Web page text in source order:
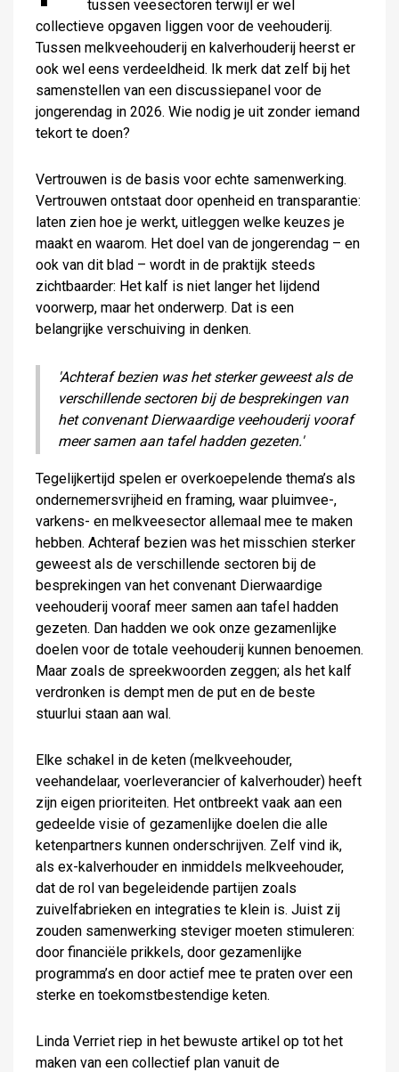
tussen veesectoren terwijl er wel
collectieve opgaven liggen voor de veehouderij.
Tussen melkveehouderij en kalverhouderij heerst er
ook wel eens verdeeldheid. Ik merk dat zelf bij het
samenstellen van een discussiepanel voor de
jongerendag in 2026. Wie nodig je uit zonder iemand
tekort te doen?
Vertrouwen is de basis voor echte samenwerking.
Vertrouwen ontstaat door openheid en transparantie:
laten zien hoe je werkt, uitleggen welke keuzes je
maakt en waarom. Het doel van de jongerendag – en
ook van dit blad – wordt in de praktijk steeds
zichtbaarder: Het kalf is niet langer het lijdend
voorwerp, maar het onderwerp. Dat is een
belangrijke verschuiving in denken.
'Achteraf bezien was het sterker geweest als de
verschillende sectoren bij de besprekingen van
het convenant Dierwaardige veehouderij vooraf
meer samen aan tafel hadden gezeten.'
Tegelijkertijd spelen er overkoepelende thema’s als
ondernemersvrijheid en framing, waar pluimvee-,
varkens- en melkveesector allemaal mee te maken
hebben. Achteraf bezien was het misschien sterker
geweest als de verschillende sectoren bij de
besprekingen van het convenant Dierwaardige
veehouderij vooraf meer samen aan tafel hadden
gezeten. Dan hadden we ook onze gezamenlijke
doelen voor de totale veehouderij kunnen benoemen.
Maar zoals de spreekwoorden zeggen; als het kalf
verdronken is dempt men de put en de beste
stuurlui staan aan wal.
Elke schakel in de keten (melkveehouder,
veehandelaar, voerleverancier of kalverhouder) heeft
zijn eigen prioriteiten. Het ontbreekt vaak aan een
gedeelde visie of gezamenlijke doelen die alle
ketenpartners kunnen onderschrijven. Zelf vind ik,
als ex-kalverhouder en inmiddels melkveehouder,
dat de rol van begeleidende partijen zoals
zuivelfabrieken en integraties te klein is. Juist zij
zouden samenwerking steviger moeten stimuleren:
door financiële prikkels, door gezamenlijke
programma’s en door actief mee te praten over een
sterke en toekomstbestendige keten.
Linda Verriet riep in het bewuste artikel op tot het
maken van een collectief plan vanuit de